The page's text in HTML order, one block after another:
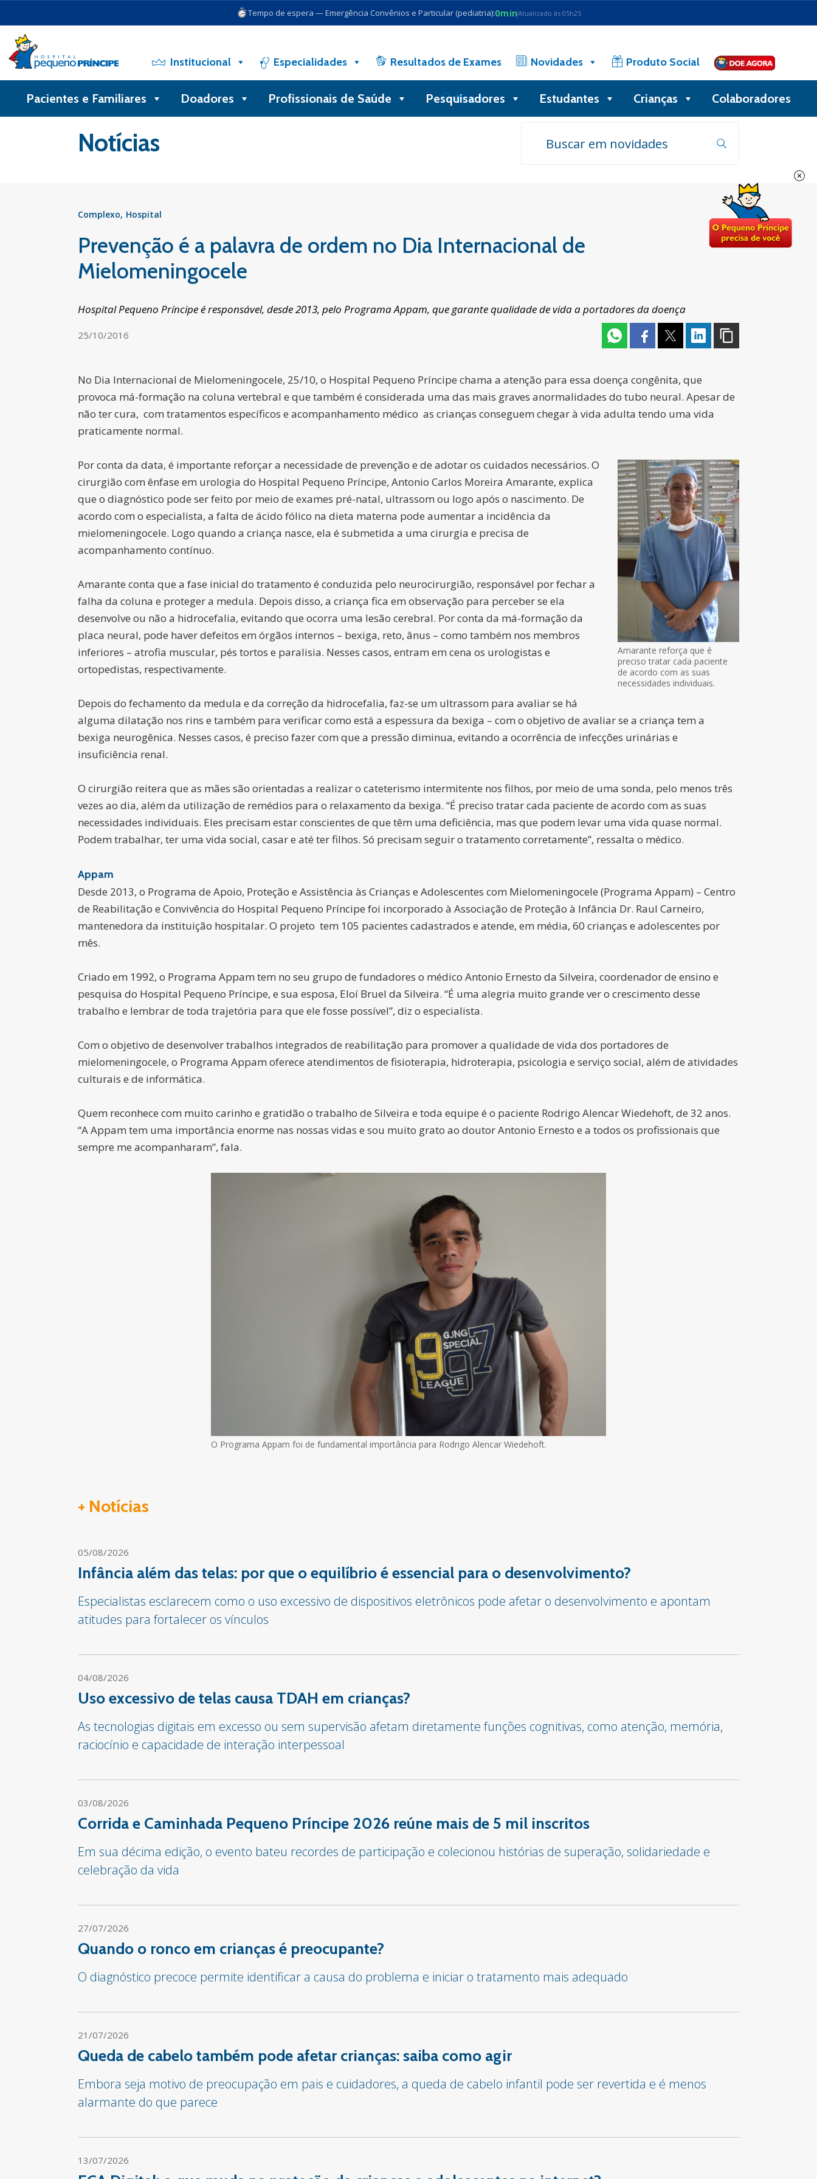
Tempo de espera — Emergência Convênios e Particular (pediatria):0minAtualizado às 05h25
Institucional Especialidades Resultados de Exames Novidades Produto Social
Busca
Pacientes e Familiares Doadores Profissionais de Saúde Pesquisadores Estudantes Crianças Colaboradores
Notícias
Complexo Hospital
Prevenção é a palavra de ordem no Dia Internacional de
Mielomeningocele
Hospital Pequeno Príncipe é responsável, desde 2013, pelo Programa Appam, que garante qualidade de vida a portadores da doença
25/10/2016
No Dia Internacional de Mielomeningocele, 25/10, o Hospital Pequeno Príncipe chama a atenção para essa doença congênita, que
provoca má-formação na coluna vertebral e que também é considerada uma das mais graves anormalidades do tubo neural. Apesar de
não ter cura, com tratamentos específicos e acompanhamento médico as crianças conseguem chegar à vida adulta tendo uma vida
praticamente normal.
Amarante reforça que é
preciso tratar cada paciente
de acordo com as suas
necessidades individuais.
Por conta da data, é importante reforçar a necessidade de prevenção e de adotar os cuidados necessários. O
cirurgião com ênfase em urologia do Hospital Pequeno Príncipe, Antonio Carlos Moreira Amarante, explica
que o diagnóstico pode ser feito por meio de exames pré-natal, ultrassom ou logo após o nascimento. De
acordo com o especialista, a falta de ácido fólico na dieta materna pode aumentar a incidência da
mielomeningocele. Logo quando a criança nasce, ela é submetida a uma cirurgia e precisa de
acompanhamento contínuo.
Amarante conta que a fase inicial do tratamento é conduzida pelo neurocirurgião, responsável por fechar a
falha da coluna e proteger a medula. Depois disso, a criança fica em observação para perceber se ela
desenvolve ou não a hidrocefalia, evitando que ocorra uma lesão cerebral. Por conta da má-formação da
placa neural, pode haver defeitos em órgãos internos – bexiga, reto, ânus – como também nos membros
inferiores – atrofia muscular, pés tortos e paralisia. Nesses casos, entram em cena os urologistas e
ortopedistas, respectivamente.
Depois do fechamento da medula e da correção da hidrocefalia, faz-se um ultrassom para avaliar se há
alguma dilatação nos rins e também para verificar como está a espessura da bexiga – com o objetivo de avaliar se a criança tem a
bexiga neurogênica. Nesses casos, é preciso fazer com que a pressão diminua, evitando a ocorrência de infecções urinárias e
insuficiência renal.
O cirurgião reitera que as mães são orientadas a realizar o cateterismo intermitente nos filhos, por meio de uma sonda, pelo menos três
vezes ao dia, além da utilização de remédios para o relaxamento da bexiga. “É preciso tratar cada paciente de acordo com as suas
necessidades individuais. Eles precisam estar conscientes de que têm uma deficiência, mas que podem levar uma vida quase normal.
Podem trabalhar, ter uma vida social, casar e até ter filhos. Só precisam seguir o tratamento corretamente”, ressalta o médico.
Appam
Desde 2013, o Programa de Apoio, Proteção e Assistência às Crianças e Adolescentes com Mielomeningocele (Programa Appam) – Centro
de Reabilitação e Convivência do Hospital Pequeno Príncipe foi incorporado à Associação de Proteção à Infância Dr. Raul Carneiro,
mantenedora da instituição hospitalar. O projeto tem 105 pacientes cadastrados e atende, em média, 60 crianças e adolescentes por
mês.
Criado em 1992, o Programa Appam tem no seu grupo de fundadores o médico Antonio Ernesto da Silveira, coordenador de ensino e
pesquisa do Hospital Pequeno Príncipe, e sua esposa, Eloí Bruel da Silveira. “É uma alegria muito grande ver o crescimento desse
trabalho e lembrar de toda trajetória para que ele fosse possível”, diz o especialista.
Com o objetivo de desenvolver trabalhos integrados de reabilitação para promover a qualidade de vida dos portadores de
mielomeningocele, o Programa Appam oferece atendimentos de fisioterapia, hidroterapia, psicologia e serviço social, além de atividades
culturais e de informática.
Quem reconhece com muito carinho e gratidão o trabalho de Silveira e toda equipe é o paciente Rodrigo Alencar Wiedehoft, de 32 anos.
“A Appam tem uma importância enorme nas nossas vidas e sou muito grato ao doutor Antonio Ernesto e a todos os profissionais que
sempre me acompanharam”, fala.
O Programa Appam foi de fundamental importância para Rodrigo Alencar Wiedehoft.
+ Notícias
05/08/2026
Infância além das telas: por que o equilíbrio é essencial para o desenvolvimento?
Especialistas esclarecem como o uso excessivo de dispositivos eletrônicos pode afetar o desenvolvimento e apontam
atitudes para fortalecer os vínculos
04/08/2026
Uso excessivo de telas causa TDAH em crianças?
As tecnologias digitais em excesso ou sem supervisão afetam diretamente funções cognitivas, como atenção, memória,
raciocínio e capacidade de interação interpessoal
03/08/2026
Corrida e Caminhada Pequeno Príncipe 2026 reúne mais de 5 mil inscritos
Em sua décima edição, o evento bateu recordes de participação e colecionou histórias de superação, solidariedade e
celebração da vida
27/07/2026
Quando o ronco em crianças é preocupante?
O diagnóstico precoce permite identificar a causa do problema e iniciar o tratamento mais adequado
21/07/2026
Queda de cabelo também pode afetar crianças: saiba como agir
Embora seja motivo de preocupação em pais e cuidadores, a queda de cabelo infantil pode ser revertida e é menos
alarmante do que parece
13/07/2026